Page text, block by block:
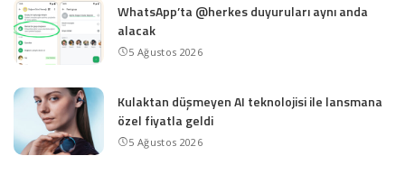
WhatsApp’ta @herkes duyuruları aynı anda
alacak
5 Ağustos 2026
Kulaktan düşmeyen AI teknolojisi ile lansmana
özel fiyatla geldi
5 Ağustos 2026